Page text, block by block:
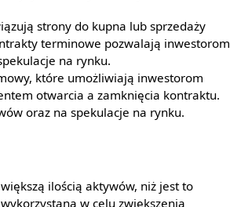
strony do kupna lub sprzedaży
terminowe pozwalają inwestorom
na rynku.
które umożliwiają inwestorom
otwarcia a zamknięcia kontraktu.
oraz na spekulacje na rynku.
ilością aktywów, niż jest to
w celu zwiększenia